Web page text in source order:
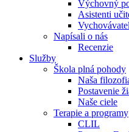
Výchovný
Asistenti
Napísali o nás
Recenzie
Služby
Škola plná pohody
Naša
Postavenie
Naše ciele
Terapie a programy
CLIL